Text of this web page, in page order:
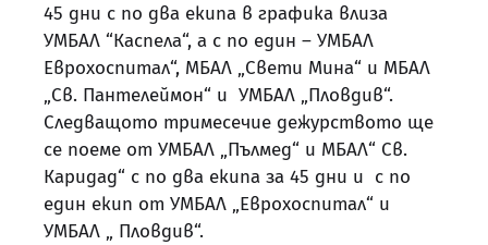
45 дни с по два екипа в графика влиза
УМБАЛ “Каспела“, а с по един – УМБАЛ
Еврохоспитал“, МБАЛ „Свети Мина“ и МБАЛ
„Св. Пантелеймон“ и УМБАЛ „Пловдив“.
Следващото тримесечие дежурството ще
се поеме от УМБАЛ „Пълмед“ и МБАЛ“ Св.
Каридад“ с по два екипа за 45 дни и с по
един екип от УМБАЛ „Еврохоспитал“ и
УМБАЛ „ Пловдив“.